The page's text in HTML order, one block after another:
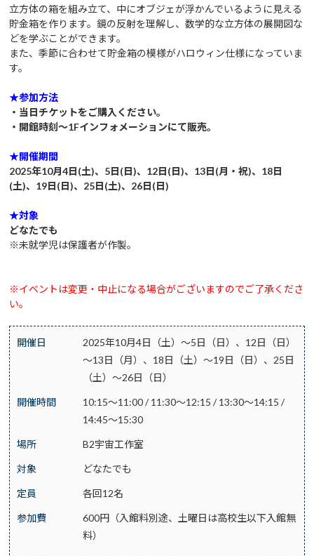
立方体の箱を組み立て、中にオブジェが浮かんでいるように見える
貯金箱を作ります。鏡の反射を理解し、数学的な立方体の展開図な
どを学ぶことができます。
また、季節に合わせて貯金箱の模様がハロウィン仕様になっていま
す。
★参加方法
・当日チケットをご購入ください。
・開館時刻～1Fインフォメーションにて販売。
★開催期間
2025年10月4日(土)、5日(日)、12日(日)、13日(月・祝)、18日
(土)、19日(日)、25日(土)、26日(日)
★対象
どなたでも
※未就学児は保護者が作製。
※イベントは変更・中止になる場合がございますのでご了承くださ
い。
開催日
2025年10月4日（土）～5日（日）、12日（日）
～13日（月）、18日（土）～19日（日）、25日
（土）～26日（日）
開催時間
10:15～11:00 / 11:30～12:15 / 13:30～14:15 /
14:45～15:30
場所 B2宇宙工作室
対象 どなたでも
定員 各回12名
参加費
600円（入館料別途、土曜日は高校生以下入館無
料）